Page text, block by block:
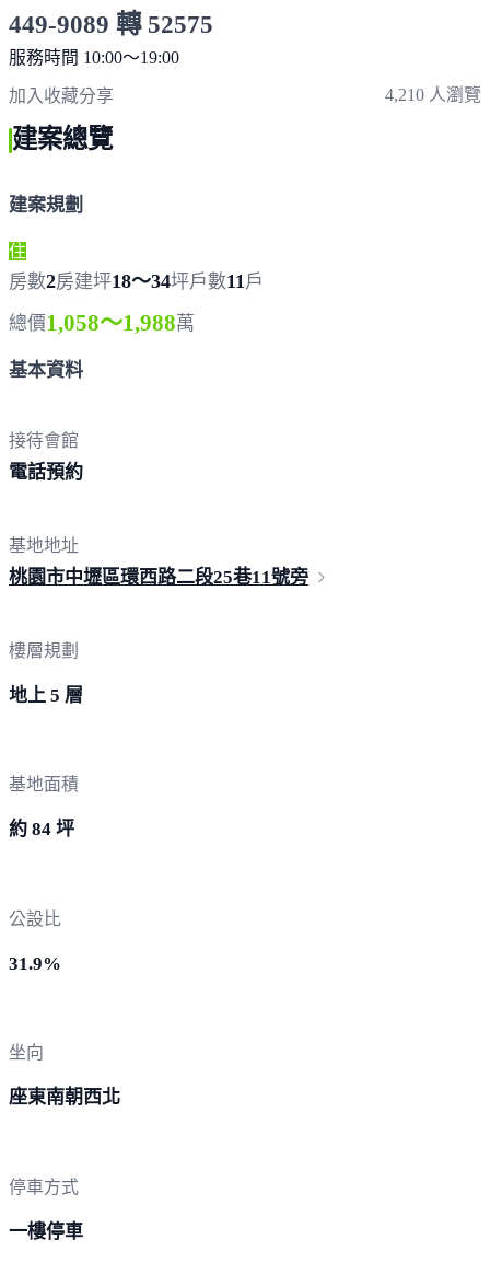
449-9089 轉 52575
服務時間 10:00～19:00
加入收藏分享 4,210 人瀏覽
建案總覽
建案規劃
住
房數2房建坪18～34坪戶數11 戶
總價1,058～1,988萬
基本資料
接待會館
電話預約
基地地址
桃園市中壢區環西路二段25巷11號旁
樓層規劃
地上 5 層
基地面積
約 84 坪
公設比
31.9%
坐向
座東南朝西北
停車方式
一樓停車